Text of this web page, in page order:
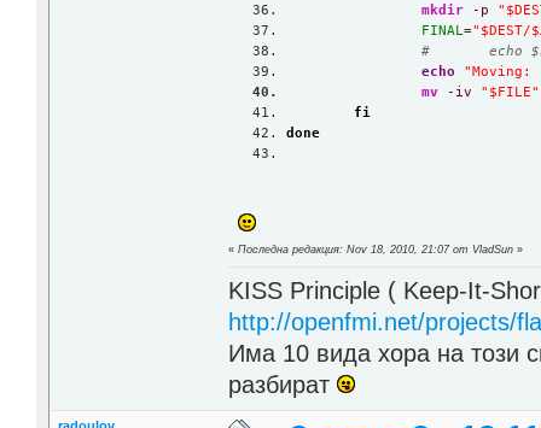
mkdir
-p
FINAL="$DEST/
#       echo
echo
"Moving:
mv
-iv
"$FILE"
fi
done
«Последна редакция: Nov 18, 2010, 21:07 от VladSun »
KISS Principle ( Keep-It-
http://openfmi.net/projects/
Има 10 вида хора на този
разбират
radoulov